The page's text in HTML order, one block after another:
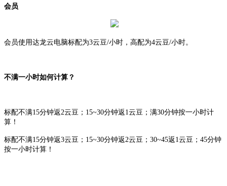
会员
会员使用达龙云电脑标配为3云豆/小时，高配为4云豆/小时。
不满一小时如何计算？
标配不满15分钟返2云豆；15~30分钟返1云豆；满30分钟按一小时计
算！
标配不满15分钟返3云豆；15~30分钟返2云豆；30~45返1云豆；45分钟
按一小时计算！